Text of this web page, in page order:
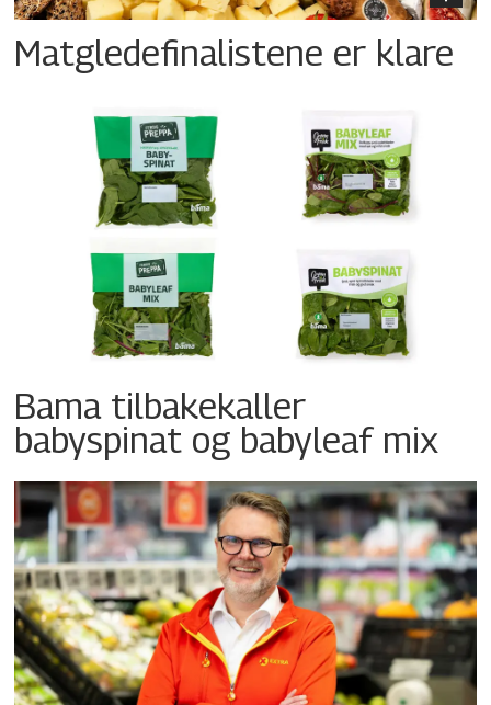
Matgledefinalistene er klare
Bama tilbakekaller
babyspinat og babyleaf mix